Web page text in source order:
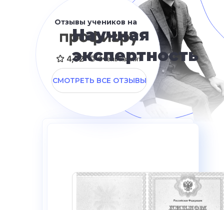
Отзывы учеников на
СМОТРЕТЬ ВСЕ ОТЗЫВЫ
Научная
экспертность